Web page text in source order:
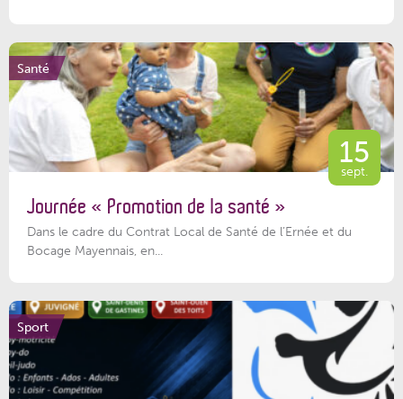
Santé
15
sept.
Journée « Promotion de la santé »
Dans le cadre du Contrat Local de Santé de l’Ernée et du
Bocage Mayennais, en...
Sport